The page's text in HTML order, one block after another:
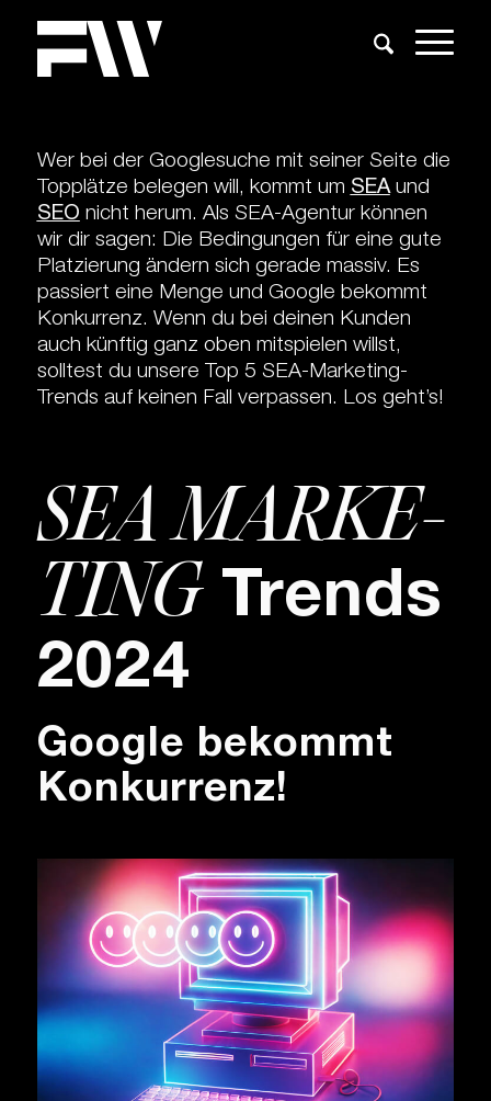
Wer bei der Googlesuche mit seiner Seite die
Topplätze belegen will, kommt um SEAund
SEO nicht herum. Als SEA-Agentur können
wir dir sagen: Die Bedingungen für eine gute
Platzierung ändern sich gerade massiv. Es
passiert eine Menge und Google bekommt
Konkurrenz. Wenn du bei deinen Kunden
auch künftig ganz oben mitspielen willst,
solltest du unsere Top 5 SEA-Marketing-
Trends auf keinen Fall verpassen. Los geht’s!
SEA MAR­KE­
TINGTrends
2024
Google bekommt
Konkurrenz!